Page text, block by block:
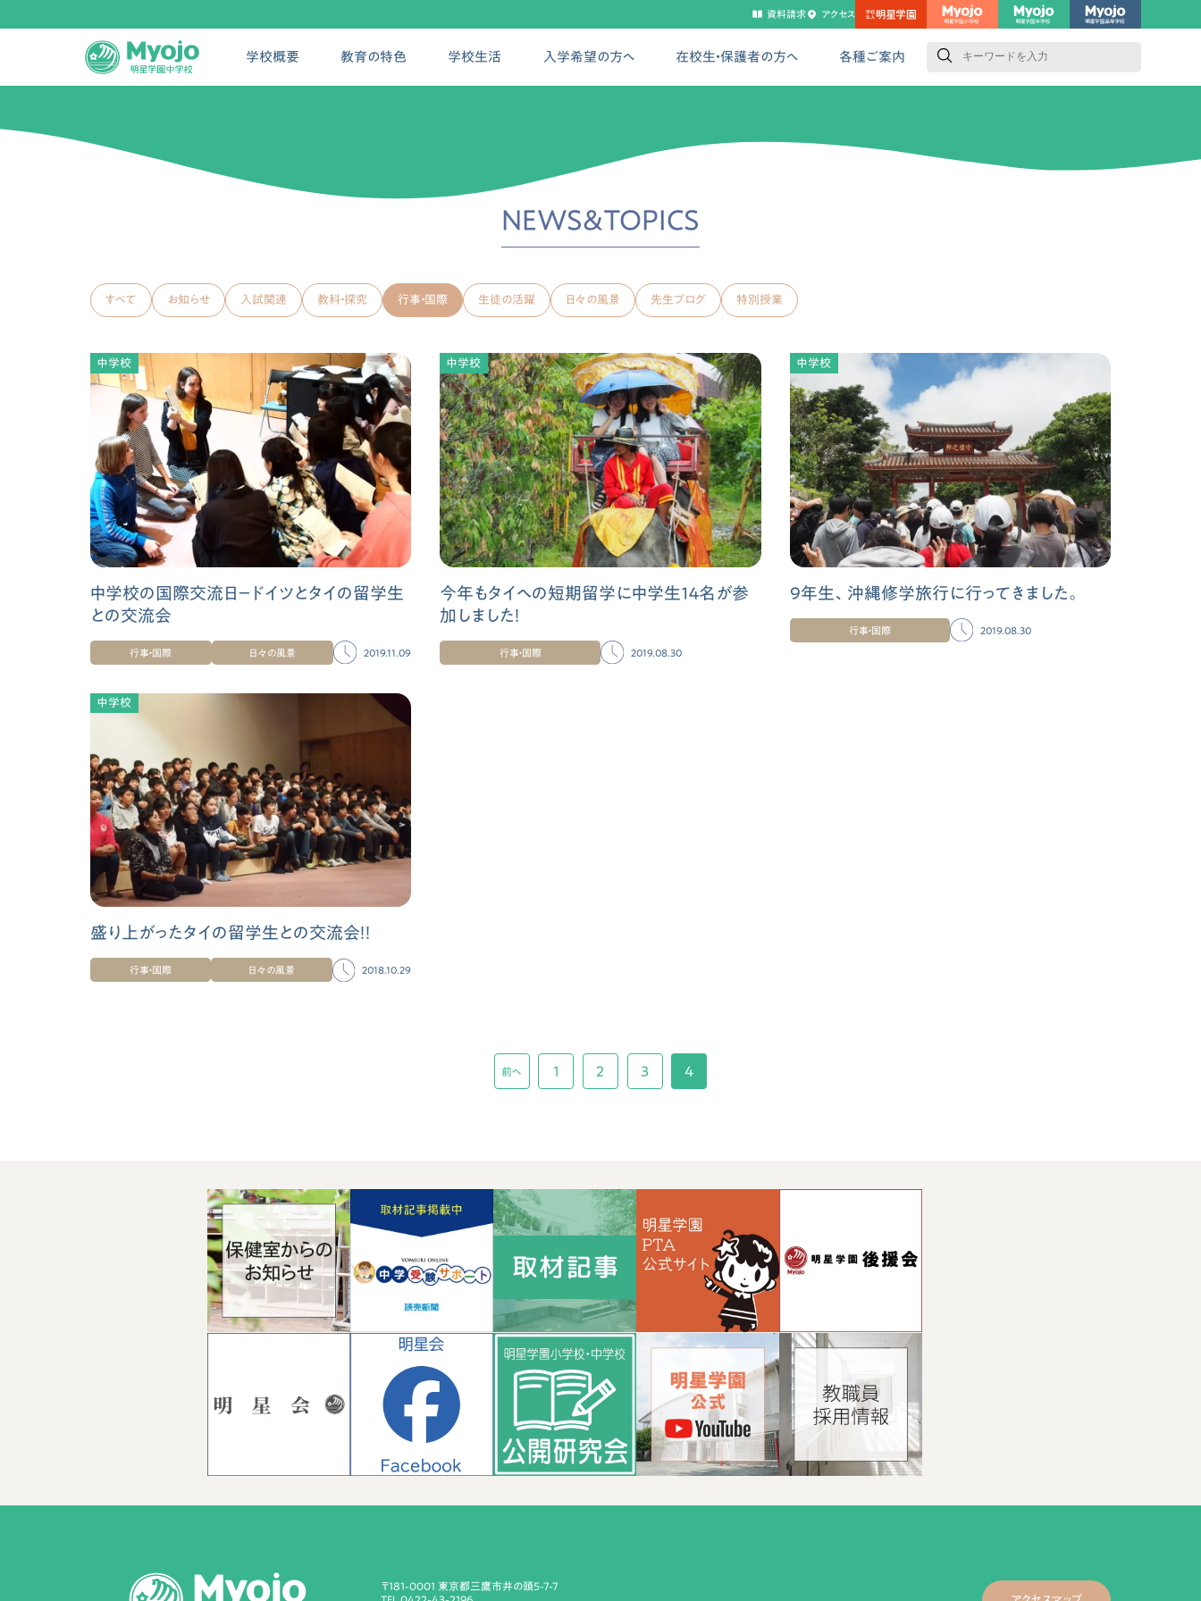
資料請求 アクセス
学校概要 教育の特色 学校生活 入学希望の方へ 在校生・保護者の方へ 各種ご案内
NEWS&TOPICS
すべて お知らせ 入試関連 教科・探究 行事・国際 生徒の活躍 日々の風景 先生ブログ 特別授業
中学校
中学校の国際交流日－ドイツとタイの留学生
との交流会
行事・国際 日々の風景 2019.11.09
中学校
今年もタイへの短期留学に中学生１４名が参
加しました！
行事・国際 2019.08.30
中学校
9年生、沖縄修学旅行に行ってきました。
行事・国際 2019.08.30
中学校
盛り上がったタイの留学生との交流会！！
行事・国際 日々の風景 2018.10.29
前へ 1 2 3 4
〒181-0001 東京都三鷹市井の頭5-7-7